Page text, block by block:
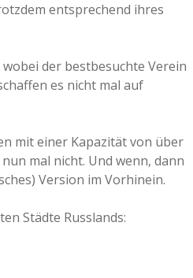
entsprechend ihres
der bestbesuchte Verein
es nicht mal auf
mit einer Kapazität von über
mal nicht. Und wenn, dann
Version im Vorhinein.
Städte Russlands: